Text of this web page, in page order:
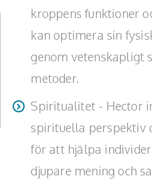
kroppens funktioner
kan optimera sin
genom vetenskapligt
metoder.
Spiritualitet - Hector
spirituella perspektiv
för att hjälpa
djupare mening och